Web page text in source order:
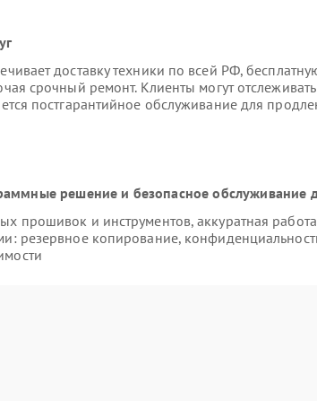
доставку техники по всей РФ,
срочный ремонт. Клиенты могут отслеживать
постгарантийное обслуживание для
решение и безопасное обслуживание
прошивок и инструментов, аккуратная
резервное копирование,